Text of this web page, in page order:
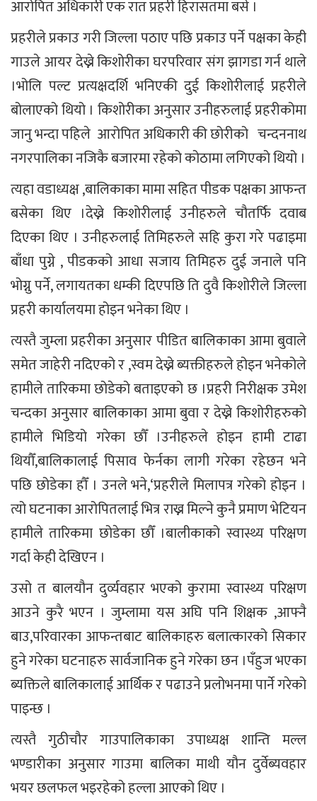
आरोपित अधिकारी एक रात प्रहरी हिरासतमा बसे ।
प्रहरीले प्रकाउ गरी जिल्ला पठाए पछि प्रकाउ पर्ने पक्षका केही
गाउले आयर देख्ने किशोरीका घरपरिवार संग झागडा गर्न थाले
।भोलि पल्ट प्रत्यक्षदर्शि भनिएकी दुई किशोरीलाई प्रहरीले
बोलाएको थियो । किशोरीका अनुसार उनीहरुलाई प्रहरीकोमा
जानु भन्दा पहिले आरोपित अधिकारी की छोरीको चन्दननाथ
नगरपालिका नजिकै बजारमा रहेको कोठामा लगिएको थियो ।
त्यहा वडाध्यक्ष ,बालिकाका मामा सहित पीडक पक्षका आफन्त
बसेका थिए ।देख्ने किशोरीलाई उनीहरुले चौतर्फि दवाब
दिएका थिए । उनीहरुलाई तिमिहरुले सहि कुरा गरे पढाइमा
बाँधा पुग्ने , पीडकको आधा सजाय तिमिहरु दुई जनाले पनि
भोग्नु पर्ने, लगायतका धम्की दिएपछि ति दुवै किशोरीले जिल्ला
प्रहरी कार्यालयमा होइन भनेका थिए ।
त्यस्तै जुम्ला प्रहरीका अनुसार पीडित बालिकाका आमा बुवाले
समेत जाहेरी नदिएको र ,स्वम देख्ने ब्यक्तीहरुले होइन भनेकोले
हामीले तारिकमा छोडेको बताइएको छ ।प्रहरी निरीक्षक उमेश
चन्दका अनुसार बालिकाका आमा बुवा र देख्ने किशोरीहरुको
हामीले भिडियो गरेका छौँ ।उनीहरुले होइन हामी टाढा
थियौँ,बालिकालाई पिसाव फेर्नका लागी गरेका रहेछन भने
पछि छोडेका हौँ । उनले भने,‘प्रहरीले मिलापत्र गरेको होइन ।
त्यो घटनाका आरोपितलाई भित्र राख्न मिल्ने कुनै प्रमाण भेटियन
हामीले तारिकमा छोडेका छौँ ।बालीकाको स्वास्थ्य परिक्षण
गर्दा केही देखिएन ।
उसो त बालयौन दुर्व्यवहार भएको कुरामा स्वास्थ्य परिक्षण
आउने कुरै भएन । जुम्लामा यस अघि पनि शिक्षक ,आफ्नै
बाउ,परिवारका आफन्तबाट बालिकाहरु बलात्कारको सिकार
हुने गरेका घटनाहरु सार्वजानिक हुने गरेका छन ।पँहुज भएका
ब्यक्तिले बालिकालाई आर्थिक र पढाउने प्रलोभनमा पार्ने गरेको
पाइन्छ ।
त्यस्तै गुठीचौर गाउपालिकाका उपाध्यक्ष शान्ति मल्ल
भण्डारीका अनुसार गाउमा बालिका माथी यौन दुर्वेब्यवहार
भयर छलफल भइरहेको हल्ला आएको थिए ।